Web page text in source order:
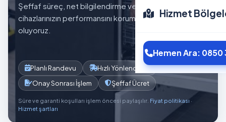
Hizmet
Hemen Ara: 0850
Şeffaf süreç, net bilgilendirme ve planlı servis akışıyla
cihazlarınızın performansını korumaya yardımcı
oluyoruz.
Planlı Randevu
Hızlı Yönlendirme
Onay Sonrası İşlem
Şeffaf Ücret
Süre ve garanti koşulları işlem öncesi paylaşılır. Fiyat politikası ·
Hizmet şartları